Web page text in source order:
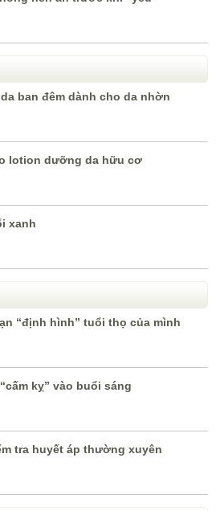
ban đêm dành cho da nhờn
lotion dưỡng da hữu cơ
xanh
“định hình” tuổi thọ của mình
kỵ” vào buổi sáng
tra huyết áp thường xuyên